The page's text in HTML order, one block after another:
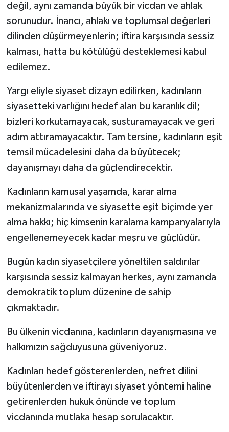
değil, aynı zamanda büyük bir vicdan ve ahlak
sorunudur. İnancı, ahlakı ve toplumsal değerleri
dilinden düşürmeyenlerin; iftira karşısında sessiz
kalması, hatta bu kötülüğü desteklemesi kabul
edilemez.
Yargı eliyle siyaset dizayn edilirken, kadınların
siyasetteki varlığını hedef alan bu karanlık dil;
bizleri korkutamayacak, susturamayacak ve geri
adım attıramayacaktır. Tam tersine, kadınların eşit
temsil mücadelesini daha da büyütecek;
dayanışmayı daha da güçlendirecektir.
Kadınların kamusal yaşamda, karar alma
mekanizmalarında ve siyasette eşit biçimde yer
alma hakkı; hiç kimsenin karalama kampanyalarıyla
engellenemeyecek kadar meşru ve güçlüdür.
Bugün kadın siyasetçilere yöneltilen saldırılar
karşısında sessiz kalmayan herkes, aynı zamanda
demokratik toplum düzenine de sahip
çıkmaktadır.
Bu ülkenin vicdanına, kadınların dayanışmasına ve
halkımızın sağduyusuna güveniyoruz.
Kadınları hedef gösterenlerden, nefret dilini
büyütenlerden ve iftirayı siyaset yöntemi haline
getirenlerden hukuk önünde ve toplum
vicdanında mutlaka hesap sorulacaktır.